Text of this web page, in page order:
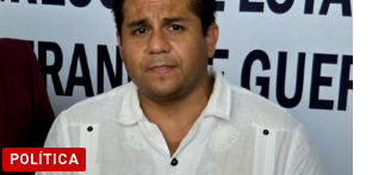
POLÍTICA